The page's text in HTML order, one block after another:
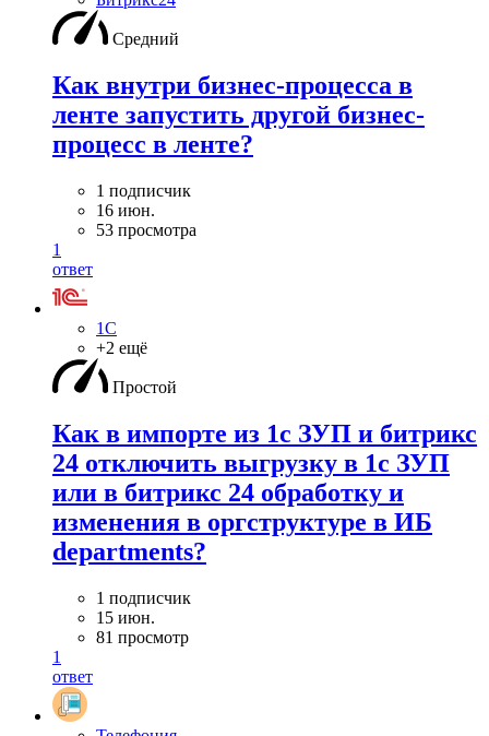
Средний
Как внутри бизнес-процесса в
ленте запустить другой бизнес-
процесс в ленте?
1 подписчик
16 июн.
53 просмотра
1
ответ
1С
+2 ещё
Простой
Как в импорте из 1с ЗУП и битрикс
24 отключить выгрузку в 1с ЗУП
или в битрикс 24 обработку и
изменения в оргструктуре в ИБ
departments?
1 подписчик
15 июн.
81 просмотр
1
ответ